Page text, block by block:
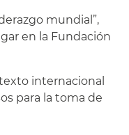
mundial”,
en la Fundación
internacional
para la toma de